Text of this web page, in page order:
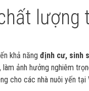
lượng
khả năng định cư, sinh
ảnh hưởng nghiêm
cho các nhà nuôi yến tại